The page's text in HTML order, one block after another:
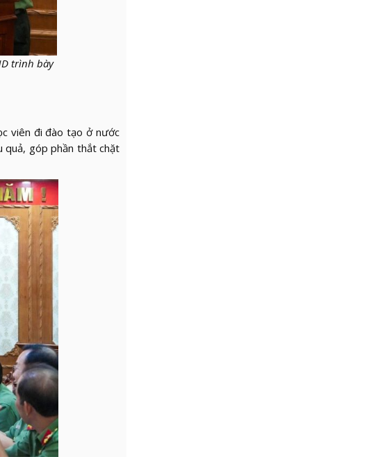
trình bày
viên đi đào tạo ở nước
quả, góp phần thắt chặt